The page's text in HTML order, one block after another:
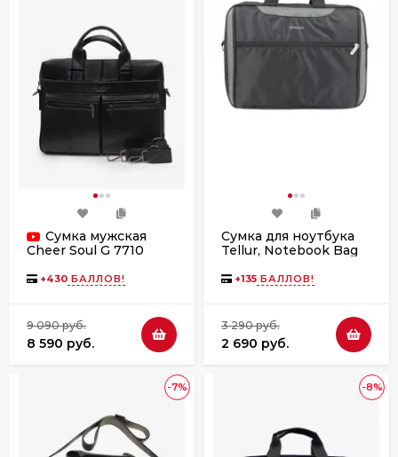
Сумка мужская
Cheer Soul G 7710
+430 БАЛЛОВ!
9 090 руб.
8 590 руб.
Сумка для ноутбука
Tellur, Notebook Bag
+135 БАЛЛОВ!
3 290 руб.
2 690 руб.
-7% -8%